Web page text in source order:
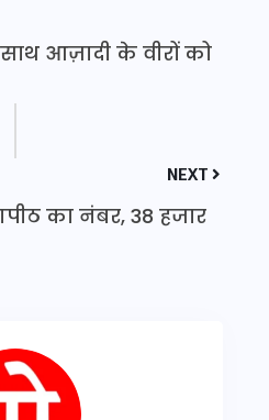
आज़ादी के वीरों को
NEXT
का नंबर, 38 हजार